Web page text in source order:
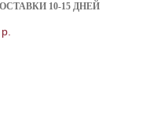
10-15 ДНЕЙ
р.